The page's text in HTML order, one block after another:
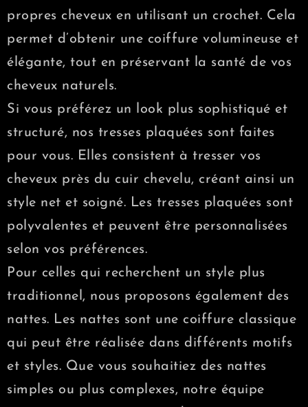
propres cheveux en utilisant un crochet. Cela
permet d’obtenir une coiffure volumineuse et
élégante, tout en préservant la santé de vos
cheveux naturels.
Si vous préférez un look plus sophistiqué et
structuré, nos tresses plaquées sont faites
pour vous. Elles consistent à tresser vos
cheveux près du cuir chevelu, créant ainsi un
style net et soigné. Les tresses plaquées sont
polyvalentes et peuvent être personnalisées
selon vos préférences.
Pour celles qui recherchent un style plus
traditionnel, nous proposons également des
nattes. Les nattes sont une coiffure classique
qui peut être réalisée dans différents motifs
et styles. Que vous souhaitiez des nattes
simples ou plus complexes, notre équipe